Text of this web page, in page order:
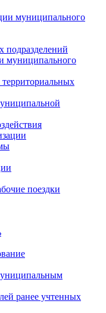
муниципального
подразделений
муниципального
территориальных
поездки
ранее учтенных